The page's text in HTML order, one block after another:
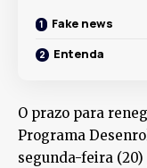
Fake news
Entenda
O prazo para
Programa
segunda-feira